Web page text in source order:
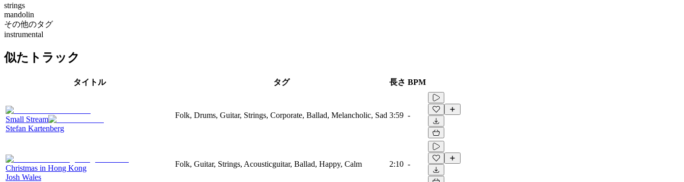
strings
mandolin
その他のタグ
instrumental
似たトラック
タイトル タグ 長さ BPM
Small Stream
Stefan Kartenberg
Folk, Drums, Guitar, Strings, Corporate, Ballad, Melancholic, Sad 3:59 -
Christmas in Hong Kong
Josh Wales
Folk, Guitar, Strings, Acousticguitar, Ballad, Happy, Calm 2:10 -